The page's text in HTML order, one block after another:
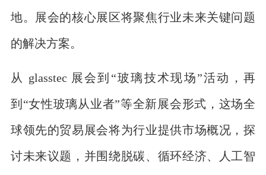
地。展会的核心展区将聚焦行业未来关键问题
的解决方案。
从 glasstec 展会到“玻璃技术现场”活动，再
到“女性玻璃从业者”等全新展会形式，这场全
球领先的贸易展会将为行业提供市场概况，探
讨未来议题，并围绕脱碳、循环经济、人工智